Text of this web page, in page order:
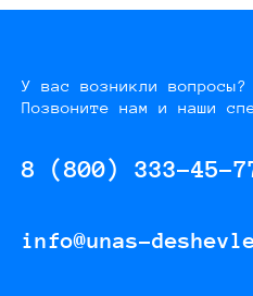
У вас возникли вопросы?
Позвоните нам и наши
8 (800) 333-45-
info@unas-